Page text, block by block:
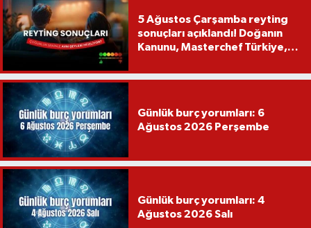
5 Ağustos Çarşamba reyting
sonuçları açıklandı! Doğanın
Kanunu, Masterchef Türkiye,
Günlük burç yorumları: 6
Ağustos 2026 Perşembe
Günlük burç yorumları: 4
Ağustos 2026 Salı